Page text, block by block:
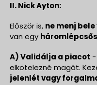
II. Nick Ayton:
Először is, ne menj
van egy
A) Validálja a piacot
elkötelezné magát.
jelenlét vagy